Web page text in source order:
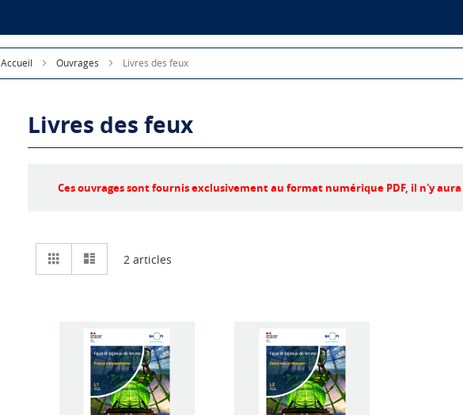
Accueil Ouvrages Livres des feux
Livres des feux
Ces ouvrages sont fournis exclusivement au format numérique PDF, il n'y aura
Grille 2articles